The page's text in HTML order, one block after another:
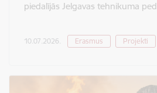
piedalījās Jelgavas tehnikuma
10.07.2026. Erasmus Projekti